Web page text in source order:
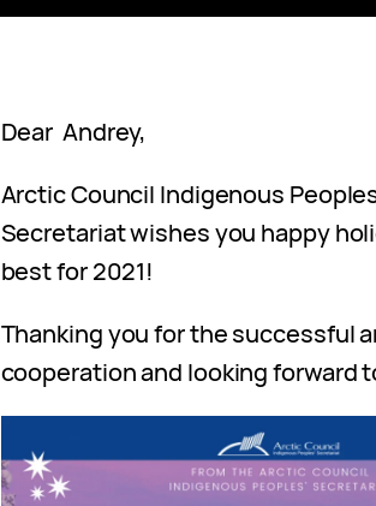
Dear Andrey,
Arctic Council Indigenous
Secretariat wishes you happy
best for 2021!
Thanking you for the successful
cooperation and looking forward